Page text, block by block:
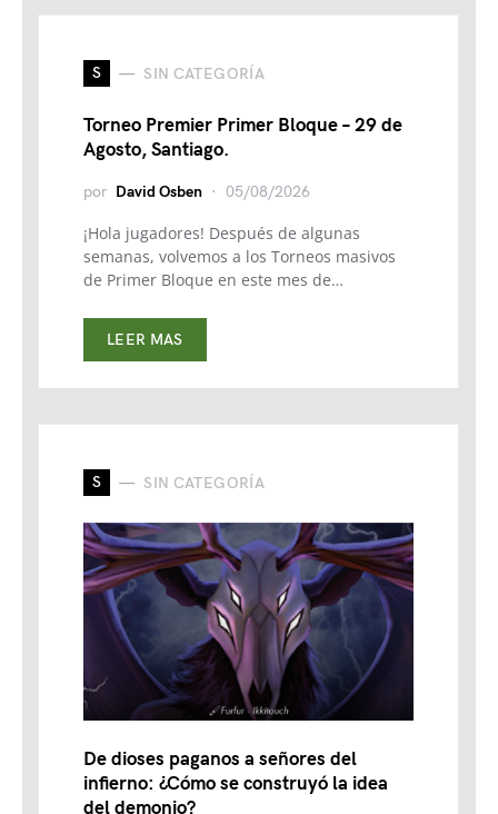
S SIN CATEGORÍA
Torneo Premier Primer Bloque – 29 de
Agosto, Santiago.
por David Osben 05/08/2026
¡Hola jugadores! Después de algunas
semanas, volvemos a los Torneos masivos
de Primer Bloque en este mes de…
LEER MAS
S SIN CATEGORÍA
De dioses paganos a señores del
infierno: ¿Cómo se construyó la idea
del demonio?